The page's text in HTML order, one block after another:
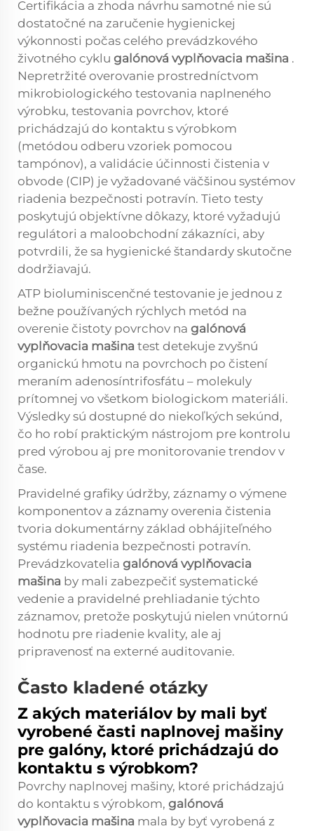
Certifikácia a zhoda návrhu samotné nie sú
dostatočné na zaručenie hygienickej
výkonnosti počas celého prevádzkového
životného cyklu galónová vyplňovacia mašina .
Nepretržité overovanie prostredníctvom
mikrobiologického testovania naplneného
výrobku, testovania povrchov, ktoré
prichádzajú do kontaktu s výrobkom
(metódou odberu vzoriek pomocou
tampónov), a validácie účinnosti čistenia v
obvode (CIP) je vyžadované väčšinou systémov
riadenia bezpečnosti potravín. Tieto testy
poskytujú objektívne dôkazy, ktoré vyžadujú
regulátori a maloobchodní zákazníci, aby
potvrdili, že sa hygienické štandardy skutočne
dodržiavajú.
ATP bioluminiscenčné testovanie je jednou z
bežne používaných rýchlych metód na
overenie čistoty povrchov na galónová
vyplňovacia mašina test detekuje zvyšnú
organickú hmotu na povrchoch po čistení
meraním adenosíntrifosfátu – molekuly
prítomnej vo všetkom biologickom materiáli.
Výsledky sú dostupné do niekoľkých sekúnd,
čo ho robí praktickým nástrojom pre kontrolu
pred výrobou aj pre monitorovanie trendov v
čase.
Pravidelné grafiky údržby, záznamy o výmene
komponentov a záznamy overenia čistenia
tvoria dokumentárny základ obhájiteľného
systému riadenia bezpečnosti potravín.
Prevádzkovatelia galónová vyplňovacia
mašina by mali zabezpečiť systematické
vedenie a pravidelné prehliadanie týchto
záznamov, pretože poskytujú nielen vnútornú
hodnotu pre riadenie kvality, ale aj
pripravenosť na externé auditovanie.
Často kladené otázky
Z akých materiálov by mali byť
vyrobené časti naplnovej mašiny
pre galóny, ktoré prichádzajú do
kontaktu s výrobkom?
Povrchy naplnovej mašiny, ktoré prichádzajú
do kontaktu s výrobkom, galónová
vyplňovacia mašina mala by byť vyrobená z